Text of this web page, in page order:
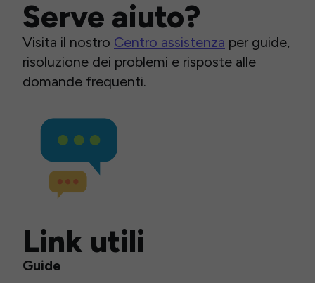
Serve aiuto?
Visita il nostro Centro assistenza per guide,
risoluzione dei problemi e risposte alle
domande frequenti.
Link utili
Guide